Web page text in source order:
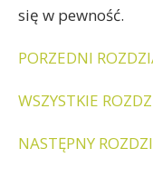
się w pewność.
PORZEDNI
WSZYSTKIE
NASTĘPNY